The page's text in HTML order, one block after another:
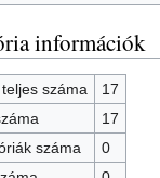
információk
száma
17
17
száma
0